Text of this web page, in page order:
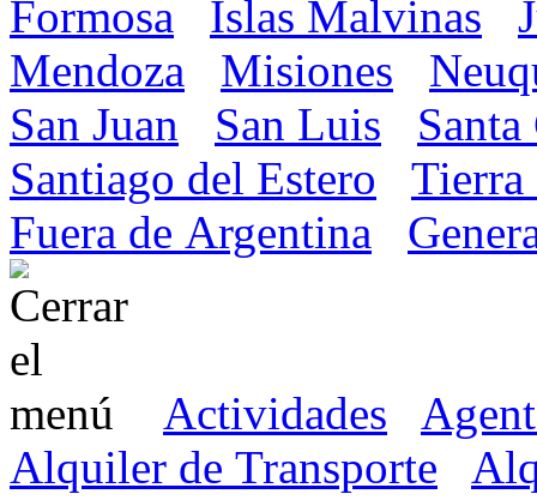
Formosa
Islas Malvinas
Mendoza
Misiones
San Juan
San Luis
Santiago del Estero
Tierra
Fuera de Argentina
Actividades
Alquiler de Transporte